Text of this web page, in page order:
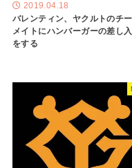
2019.04.18
バレンティン、ヤクルトのチ
メイトにハンバーガーの差し
をする